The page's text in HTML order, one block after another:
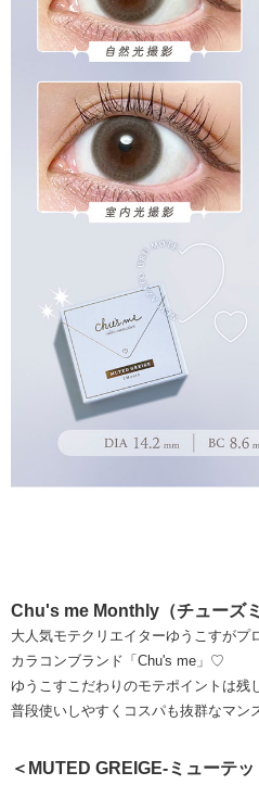
Chu's me Monthly（チューズ
大人気モテクリエイターゆうこすがプ
カラコンブランド「Chu's me」♡
ゆうこすこだわりのモテポイントは残
普段使いしやすくコスパも抜群なマン
＜MUTED GREIGE-ミューテ